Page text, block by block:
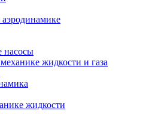
насосы
жидкости и газа
жидкости